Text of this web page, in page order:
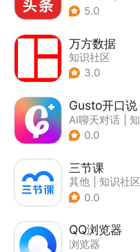
5.0
万方数据
知识社区
3.0
Gusto开口说
AI聊天对话
| 英语学习
0.0
三节课
其他
知识社区
0.0
QQ浏览器
浏览器